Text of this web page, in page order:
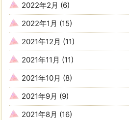
2022年2月 (6)
2022年1月 (15)
2021年12月 (11)
2021年11月 (11)
2021年10月 (8)
2021年9月 (9)
2021年8月 (16)